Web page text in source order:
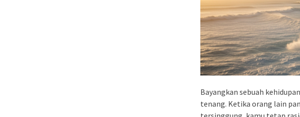
Bayangkan sebuah
tenang. Ketika orang lain